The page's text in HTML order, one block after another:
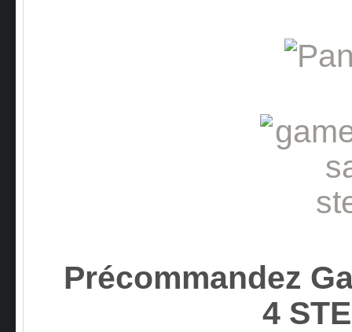
Précommandez
4